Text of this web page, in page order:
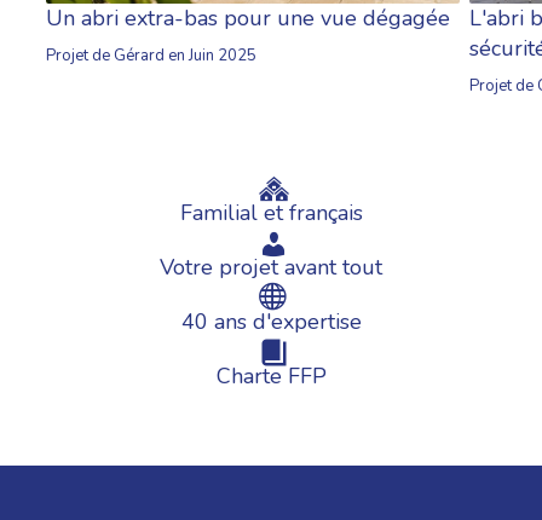
Un abri extra-bas pour une vue dégagée
Projet de Gérard en Juin 2025
L'abri
Projet de
Familial et français
Votre projet avant tout
40 ans d'expertise
Charte FFP